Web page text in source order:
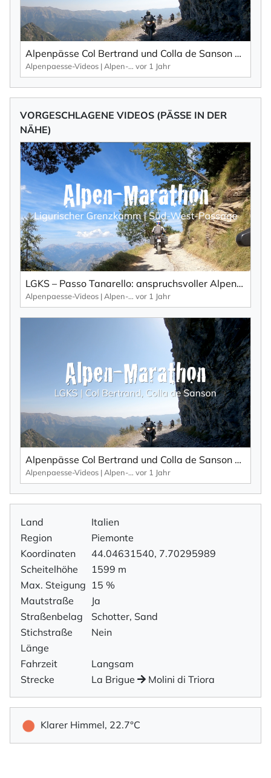
Alpenpässe Col Bertrand und Colla de Sanson – Schotterpisten der Ligurischen Grenzkammstraße.
Alpenpaesse-Videos | Alpen-Marathon vor 1 Jahr
VORGESCHLAGENE VIDEOS (PÄSSE IN DER
NÄHE)
LGKS – Passo Tanarello: anspruchsvoller Alpenpass der Ligurischen Grenzkammstraße.
Alpenpaesse-Videos | Alpen-Marathon vor 1 Jahr
Alpenpässe Col Bertrand und Colla de Sanson – Schotterpisten der Ligurischen Grenzkammstraße.
Alpenpaesse-Videos | Alpen-Marathon vor 1 Jahr
Land
Italien
Region
Piemonte
Koordinaten
44.04631540, 7.70295989
Scheitelhöhe
1599 m
Max. Steigung 15 %
Mautstraße
Ja
Straßenbelag
Schotter, Sand
Stichstraße
Nein
Länge
Fahrzeit
Langsam
Strecke
La Brigue Molini di Triora
Klarer Himmel, 22.7°C